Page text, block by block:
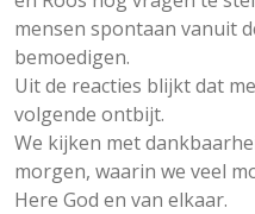
mensen spontaan vanuit
bemoedigen.
Uit de reacties blijkt dat
volgende ontbijt.
We kijken met
morgen, waarin we veel
Here God en van elkaar.